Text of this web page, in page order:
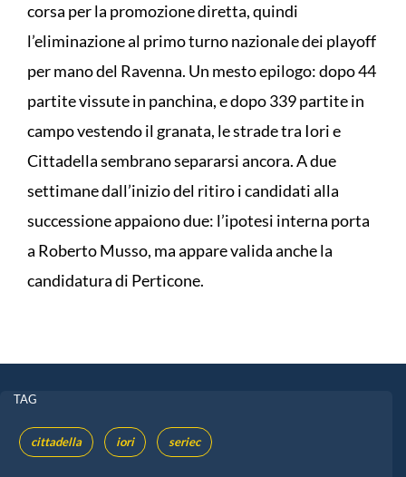
corsa per la promozione diretta, quindi
l’eliminazione al primo turno nazionale dei playoff
per mano del Ravenna. Un mesto epilogo: dopo 44
partite vissute in panchina, e dopo 339 partite in
campo vestendo il granata, le strade tra Iori e
Cittadella sembrano separarsi ancora. A due
settimane dall’inizio del ritiro i candidati alla
successione appaiono due: l’ipotesi interna porta
a Roberto Musso, ma appare valida anche la
candidatura di Perticone.
TAG
cittadella iori seriec